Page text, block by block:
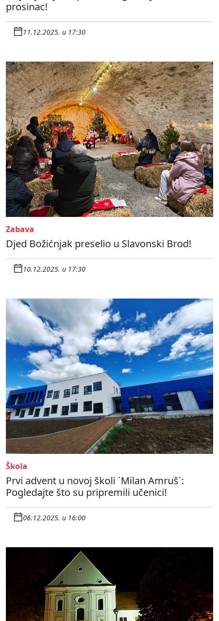
prosinac!
11.12.2025. u 17:30
Zabava
Djed Božićnjak preselio u Slavonski Brod!
10.12.2025. u 17:30
Škola
Prvi advent u novoj školi ´Milan Amruš´:
Pogledajte što su pripremili učenici!
06.12.2025. u 16:00